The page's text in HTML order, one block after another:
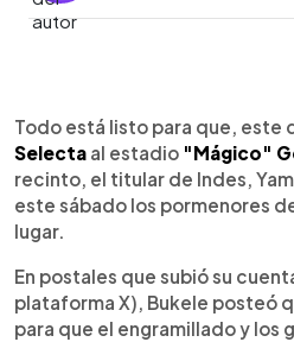
► Escuchar artículo
Todo está listo para que, este
Selecta al estadio "Mágico"
recinto, el titular de Indes,
este sábado los pormenores
lugar.
En postales que subió su
plataforma X), Bukele posteó
para que el engramillado y los